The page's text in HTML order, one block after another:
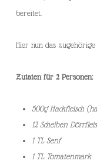
bereitet.
Hier nun das zugehörige
Zutaten für 2 Personen:
500g Hackfleisch
12 Scheiben
1 TL Senf
1 TL Tomatenmark